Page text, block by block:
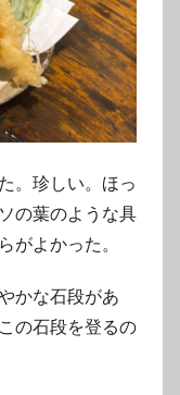
。珍しい。ほっ
の葉のような具
がよかった。
かな石段があ
の石段を登るの